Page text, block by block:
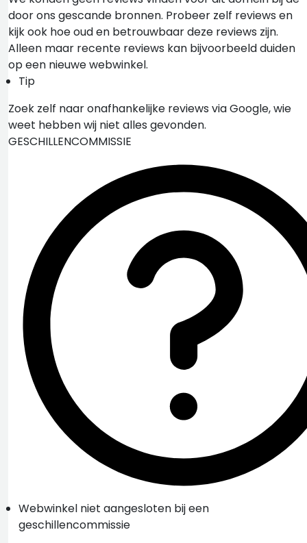
door ons gescande bronnen. Probeer zelf reviews en
kijk ook hoe oud en betrouwbaar deze reviews zijn.
Alleen maar recente reviews kan bijvoorbeeld duiden
op een nieuwe webwinkel.
Tip
Zoek zelf naar onafhankelijke reviews via Google, wie
weet hebben wij niet alles gevonden.
GESCHILLENCOMMISSIE
Webwinkel niet aangesloten bij een
geschillencommissie